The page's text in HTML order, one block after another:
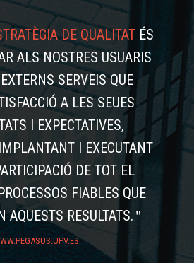
DE QUALITAT ÉS
ALS NOSTRES USUARIS
SERVEIS QUE
A LES SEUES
I EXPECTATIVES,
I EXECUTANT
DE TOT EL
FIABLES QUE
AQUESTS RESULTATS.